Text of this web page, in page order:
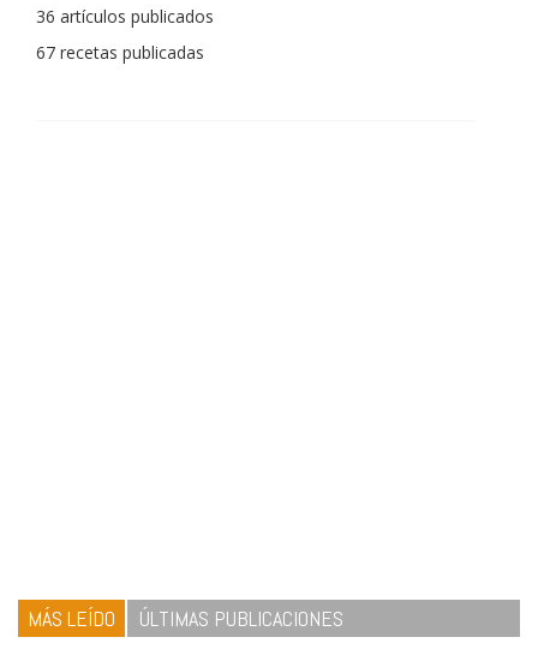
La cocina para mi es producto bien tratado sin
con un toque diferente